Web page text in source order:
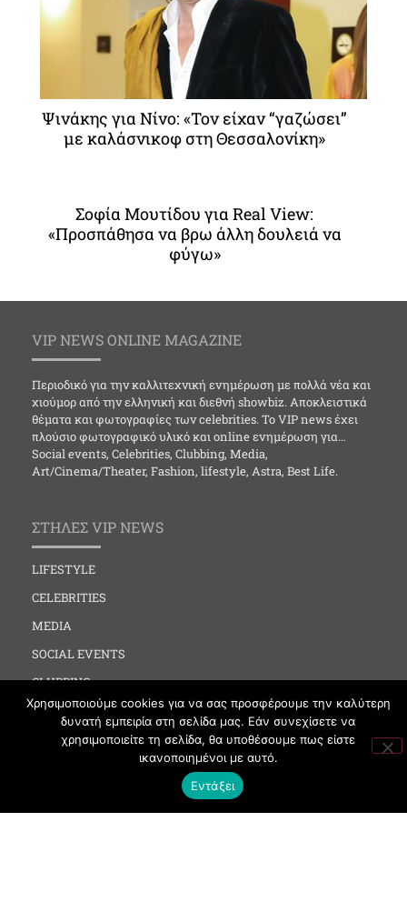
Ψινάκης για Νίνο: «Τον είχαν “γαζώσει”
με καλάσνικοφ στη Θεσσαλονίκη»
Σοφία Μουτίδου για Real View:
«Προσπάθησα να βρω άλλη δουλειά να
φύγω»
VIP NEWS ONLINE MAGAZINE
Περιοδικό για την καλλιτεχνική ενημέρωση με πολλά νέα και
χιούμορ από την ελληνική και διεθνή showbiz. Αποκλειστικά
θέματα και φωτογραφίες των celebrities. Το VIP news έχει
πλούσιο φωτογραφικό υλικό και online ενημέρωση για…
Social events, Celebrities, Clubbing, Media,
Art/Cinema/Theater, Fashion, lifestyle, Astra, Best Life.
ΣΤΗΛΕΣ VIP NEWS
LIFESTYLE
CELEBRITIES
MEDIA
SOCIAL EVENTS
CLUBBING
FASHION
NEWS
Χρησιμοποιούμε cookies για να σας προσφέρουμε την καλύτερη
δυνατή εμπειρία στη σελίδα μας. Εάν συνεχίσετε να
χρησιμοποιείτε τη σελίδα, θα υποθέσουμε πως είστε
ικανοποιημένοι με αυτό.
Εντάξει